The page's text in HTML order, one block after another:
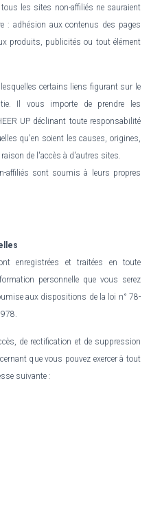
les sites non-affiliés ne sauraient
: adhésion aux contenus des pages
produits, publicités ou tout élément
certains liens figurant sur le
Il vous importe de prendre les
UP déclinant toute responsabilité
qu'en soient les causes, origines,
de l'accès à d'autres sites.
affiliés sont soumis à leurs propres
enregistrées et traitées en toute
personnelle que vous serez
aux dispositions de la loi n° 78-
de rectification et de suppression
que vous pouvez exercer à tout
suivante :